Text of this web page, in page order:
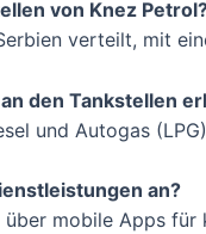
von Knez
verteilt, mit
den Tankstellen
und Autogas
an?
mobile Apps für